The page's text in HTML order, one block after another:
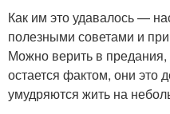
Как им это удавалось —
полезными советами и
Можно верить в предания,
остается фактом, они это
умудряются жить на